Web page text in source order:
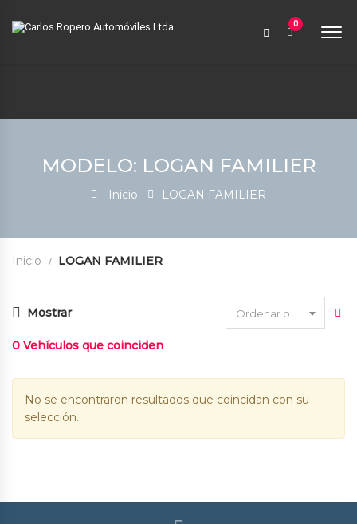
contabilidad@carlosroperoautomoviles.com
0
MODELO: LOGAN FAMILIER
Inicio LOGAN FAMILIER
Inicio LOGAN FAMILIER
Mostrar
0 Vehículos que coinciden
No se encontraron resultados que coincidan con su
selección.